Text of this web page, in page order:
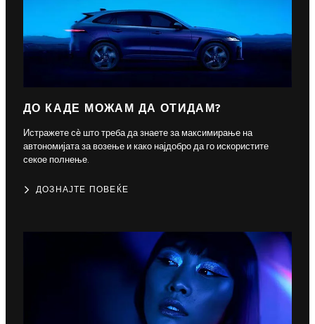
ДО КАДЕ МОЖАМ ДА ОТИДАМ?
Истражете сѐ што треба да знаете за максимирање на
автономијата за возење и како најдобро да го искористите
секое полнење.
ДОЗНАЈТЕ ПОВЕЌЕ